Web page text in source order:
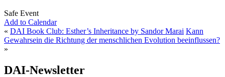
Safe Event
Add to Calendar
« DAI Book Club: Esther’s Inheritance by Sandor Marai Kann
Gewahrsein die Richtung der menschlichen Evolution beeinflussen?
»
DAI-Newsletter